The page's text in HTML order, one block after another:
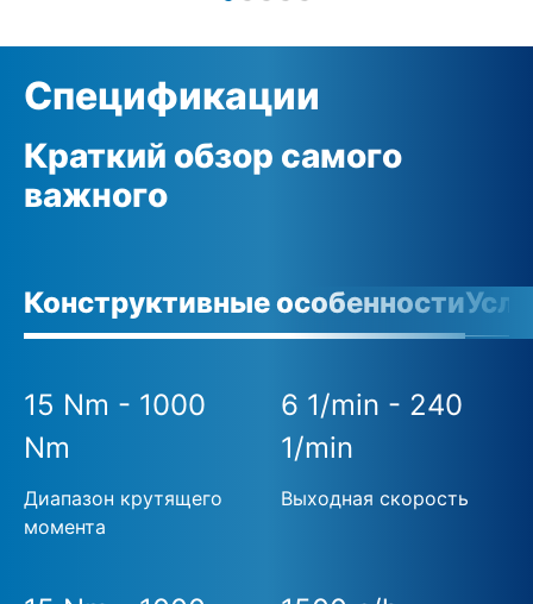
Спецификации
Краткий обзор самого
важного
Конструктивные особенности
15 Nm - 1000
Nm
Диапазон крутящего
момента
6 1/min - 240
1/min
Выходная скорость